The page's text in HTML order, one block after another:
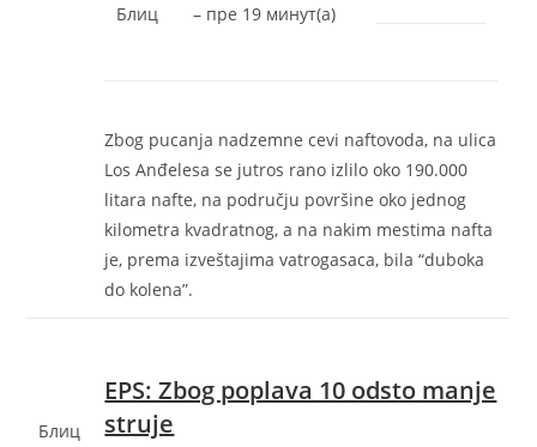
Блиц – ‎пре 19 минут(а)‎
Zbog pucanja nadzemne cevi naftovoda, na ulica
Los Anđelesa se jutros rano izlilo oko 190.000
litara nafte, na području površine oko jednog
kilometra kvadratnog, a na nakim mestima nafta
je, prema izveštajima vatrogasaca, bila “duboka
do kolena”.
Блиц
EPS: Zbog poplava 10 odsto manje
struje